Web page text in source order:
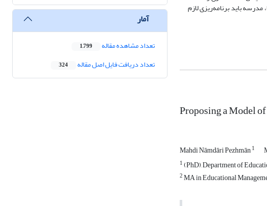
باید برنامه‌ریزی لازم
Proposing a Model
Mahdi Nāmdāri Pezhmān1
1(PhD), Department of
2MA in Educational
آمار
تعداد مشاهده مقاله 1,799
تعداد دریافت فایل اصل مقاله 324